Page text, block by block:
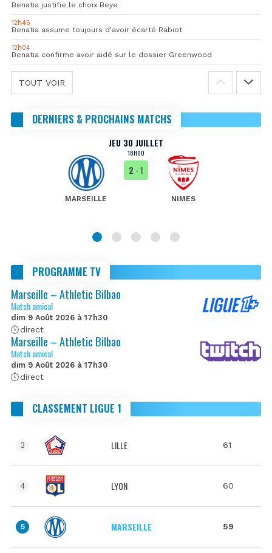
Benatia justifie le choix Beye
12h45
Benatia assume toujours d’avoir écarté Rabiot
12h04
Benatia confirme avoir aidé sur le dossier Greenwood
TOUT VOIR
DERNIERS & PROCHAINS MATCHS
JEU 30 JUILLET
18H00
MARSEILLE
2 - 1
NIMES
PROGRAMME TV
Marseille – Athletic Bilbao
Match amical
dim 9 Août 2026 à 17h30
direct
Marseille – Athletic Bilbao
Match amical
dim 9 Août 2026 à 17h30
direct
CLASSEMENT LIGUE 1
3 LILLE 61
4 LYON 60
5 MARSEILLE 59